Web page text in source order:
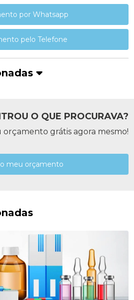
por Whatsapp
pelo Telefone
O QUE PROCURAVA?
orçamento grátis agora mesmo!
meu orçamento